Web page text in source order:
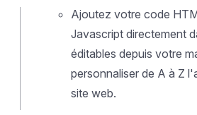
Ajoutez votre code
Javascript directement
éditables depuis votre
personnaliser de A à Z
site web.